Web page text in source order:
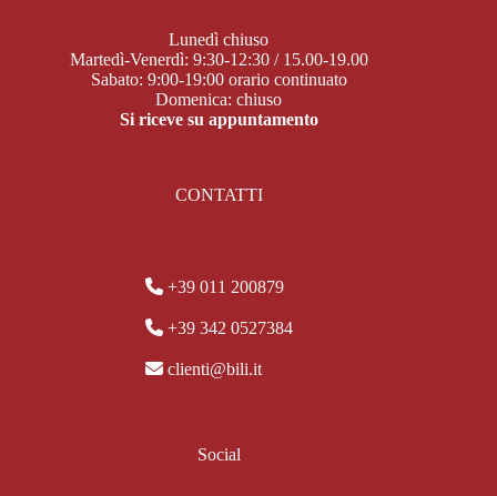
Lunedì chiuso
Martedì-Venerdì: 9:30-12:30 / 15.00-19.00
Sabato: 9:00-19:00 orario continuato
Domenica: chiuso
Si riceve su appuntamento
CONTATTI
+39 011 200879
+39 342 0527384
clienti@bili.it
Social